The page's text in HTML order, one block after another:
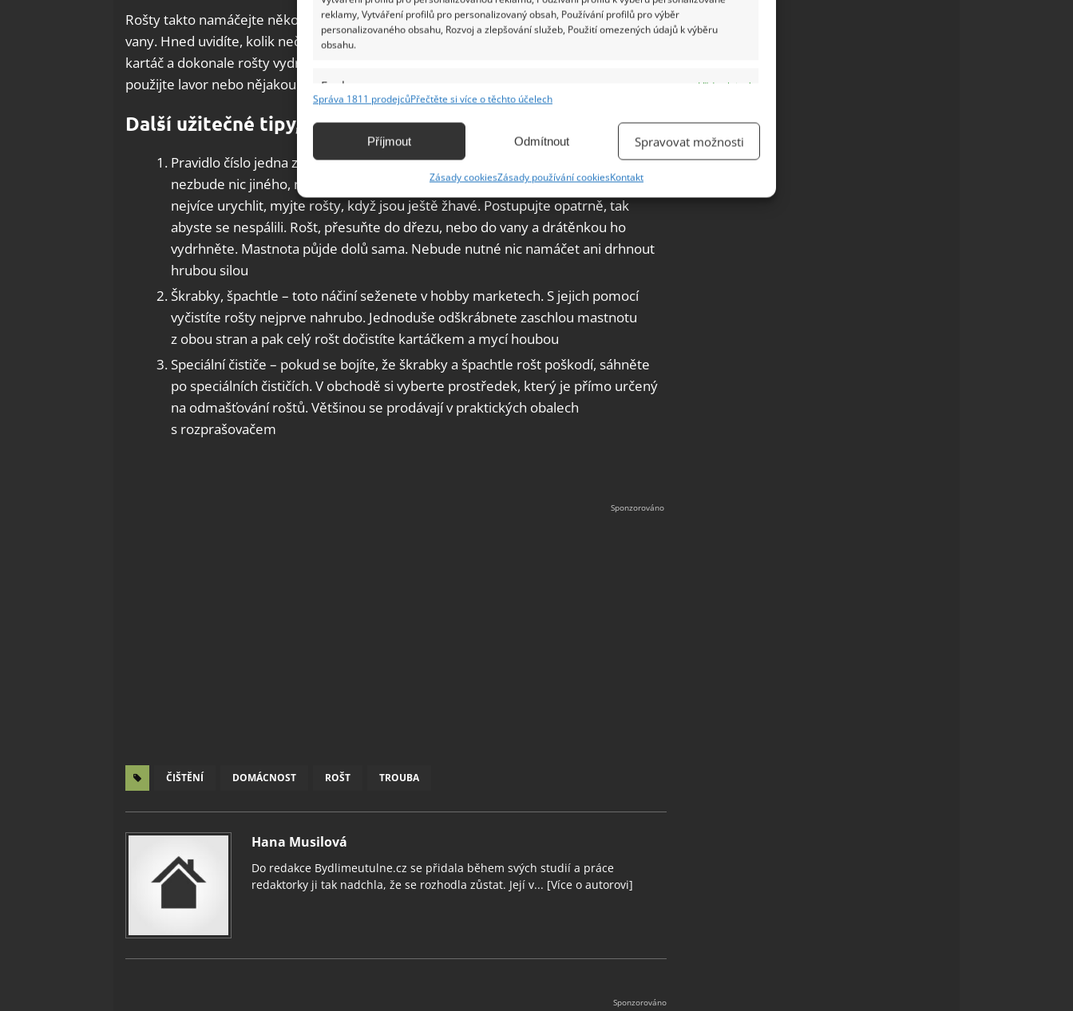
reklamy, Vytváření profilů pro personalizovaný obsah, Používání profilů pro výběr
personalizovaného obsahu, Rozvoj a zlepšování služeb, Použití omezených údajů k výběru
obsahu.
Funkce
Vždy aktivní
Identifikace zařízení na základě automaticky přenášených informací.
základě aktivně vyžádaných informací.
Zajištění bezpečnosti, předcházení a zjišťování podvodů a
odstraňování chyb, Poskytování a zobrazování reklamy a obsahu,
Správa 1811 prodejcůPřečtěte si více o těchto účelech
Příjmout Odmítnout Spravovat možnosti
Zásady cookiesZásady používání cookiesKontakt
Rošty takto namáčejte několik hodin, nejlépe přes noc. Ráno rošty otřete ubrousky z
vany. Hned uvidíte, kolik nečistot z roštu odpadne. Pak už jen stačí vzít mycí houbu nebo
kartáč a dokonale rošty vydrhnout. Pokud jsou rošty zrezivělé, nedávejte je do vany, ale
použijte lavor nebo nějakou jinou nádobu.
Další užitečné tipy, jak vyčistit rošty
Pravidlo číslo jedna zní: Neodkládejte čištění roštu na neurčito. Pak vám
nezbude nic jiného, než rošty hodiny namáčet. Pokud chcete celý proces co
nejvíce urychlit, myjte rošty, když jsou ještě žhavé. Postupujte opatrně, tak
abyste se nespálili. Rošt, přesuňte do dřezu, nebo do vany a drátěnkou ho
vydrhněte. Mastnota půjde dolů sama. Nebude nutné nic namáčet ani drhnout
hrubou silou
Škrabky, špachtle – toto náčiní seženete v hobby marketech. S jejich pomocí
vyčistíte rošty nejprve nahrubo. Jednoduše odškrábnete zaschlou mastnotu
z obou stran a pak celý rošt dočistíte kartáčkem a mycí houbou
Speciální čističe – pokud se bojíte, že škrabky a špachtle rošt poškodí, sáhněte
po speciálních čističích. V obchodě si vyberte prostředek, který je přímo určený
na odmašťování roštů. Většinou se prodávají v praktických obalech
s rozprašovačem
ČIŠTĚNÍ DOMÁCNOST ROŠT TROUBA
Hana Musilová
Do redakce Bydlimeutulne.cz se přidala během svých studií a práce
redaktorky ji tak nadchla, že se rozhodla zůstat. Její v... [Více o autorovi]